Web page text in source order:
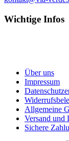
Wichtige Infos
Über uns
Impressum
Allgemeine
Versand und
Sichere